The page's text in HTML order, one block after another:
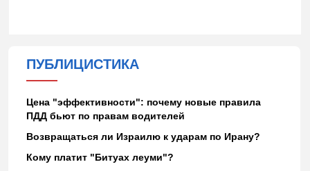
ПУБЛИЦИСТИКА
Цена "эффективности": почему новые правила
ПДД бьют по правам водителей
Возвращаться ли Израилю к ударам по Ирану?
Кому платит "Битуах леуми"?